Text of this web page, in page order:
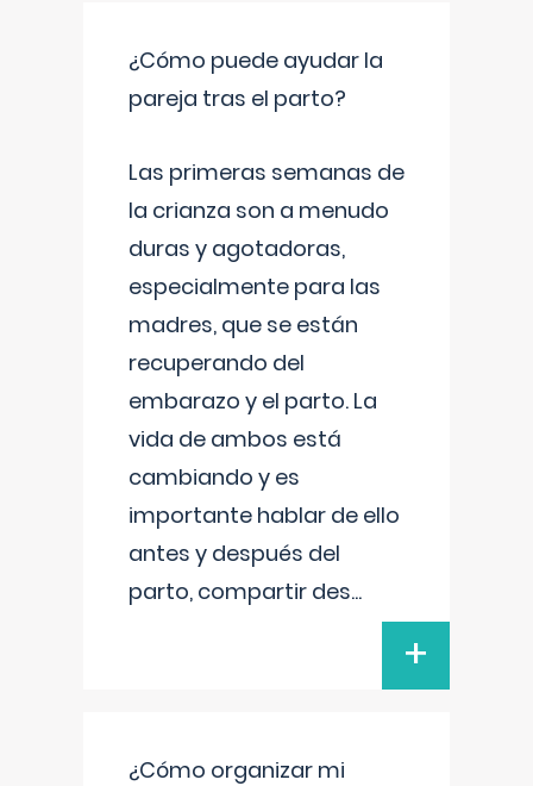
¿Cómo puede ayudar la
pareja tras el parto?
Las primeras semanas de
la crianza son a menudo
duras y agotadoras,
especialmente para las
madres, que se están
recuperando del
embarazo y el parto. La
vida de ambos está
cambiando y es
importante hablar de ello
antes y después del
parto, compartir des...
+
¿Cómo organizar mi